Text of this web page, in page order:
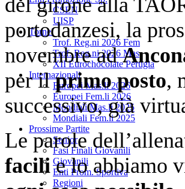
CSEN
UISP
Tornei
Trof. Reg.ni 2026 Fem
Trof. Reg.ni 2026 Mas
XII Eurochocolate Perugia
Internazionali
Europei Mas.li 2026
Europei Fem.li 2026
Mondiali Mas.li 2025
Mondiali Fem.li 2025
Prossime Partite
Senior
Fasi Finali Giovanili
Giovanili
Enti Prom. Sportiva
Regioni
portodanzesi, la
novembre ad
per ilprimo posto,
successivo, già
Le parole
facilie lo abbiamo